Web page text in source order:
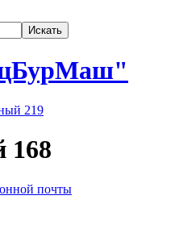
219
168